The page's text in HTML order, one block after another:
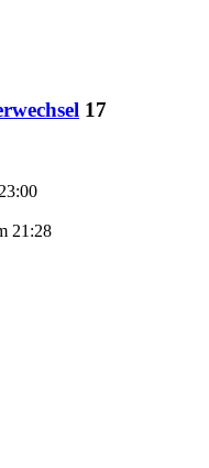
17
21:28